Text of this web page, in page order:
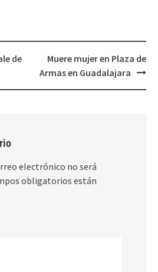
de
Muere mujer en Plaza de
Armas en Guadalajara
electrónico no será
obligatorios están